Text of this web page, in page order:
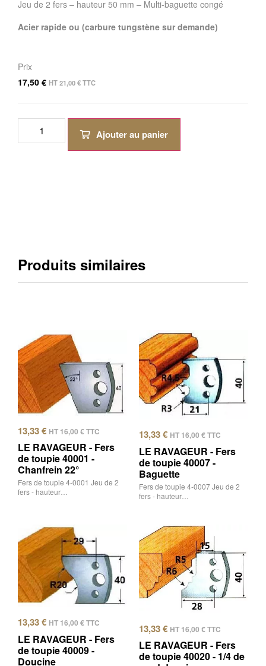
Jeu de 2 fers – hauteur 50 mm – Multi-baguette congé
Acier rapide ou (carbure tungstène sur demande)
Prix
17,50 € HT21,00€TTC
Ajouter au panier
Produits similaires
13,33€ HT 16,00 €TTC
LE RAVAGEUR - Fers
de toupie 40001 -
Chanfrein 22°
Fers de toupie 4-0001 Jeu de 2
fers - hauteur…
13,33€ HT 16,00 €TTC
LE RAVAGEUR - Fers
de toupie 40007 -
Baguette
Fers de toupie 4-0007 Jeu de 2
fers - hauteur…
13,33€ HT 16,00 €TTC
LE RAVAGEUR - Fers
de toupie 40009 -
Doucine
13,33€ HT 16,00 €TTC
LE RAVAGEUR - Fers
de toupie 40020 - 1/4 de